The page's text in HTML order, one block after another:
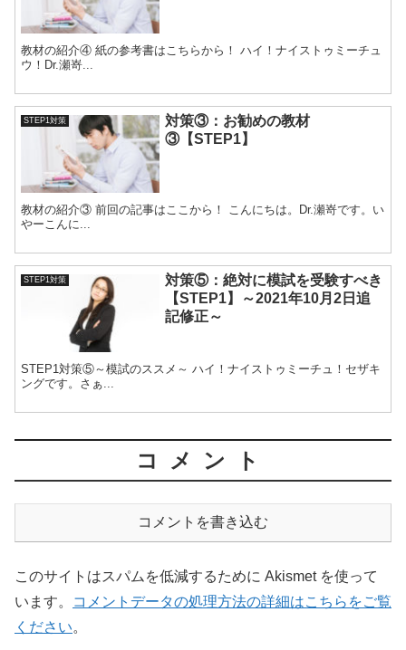
教材の紹介④ 紙の参考書はこちらから！ ハイ！ナイストゥミーチュ
ウ！Dr.瀬嵜...
STEP1対策
対策③：お勧めの教材
③【STEP1】
教材の紹介③ 前回の記事はここから！ こんにちは。Dr.瀬嵜です。い
やーこんに...
STEP1対策
対策⑤：絶対に模試を受験すべき
【STEP1】～2021年10月2日追
記修正～
STEP1対策⑤～模試のススメ～ ハイ！ナイストゥミーチュ！セザキ
ングです。さぁ...
コメント
コメントを書き込む
このサイトはスパムを低減するために Akismet を使って
います。
コメントデータの処理方法の詳細はこちらをご覧
ください。